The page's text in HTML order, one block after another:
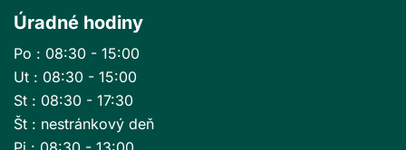
Úradné hodiny
Po : 08:30 - 15:00
Ut : 08:30 - 15:00
St : 08:30 - 17:30
Št : nestránkový deň